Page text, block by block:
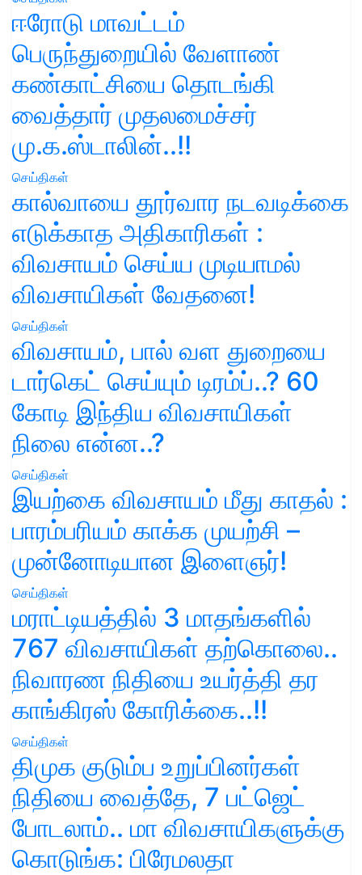
ஈரோடு மாவட்டம்
பெருந்துறையில் வேளாண்
கண்காட்சியை தொடங்கி
வைத்தார் முதலமைச்சர்
மு.க.ஸ்டாலின்..!!
செய்திகள்
கால்வாயை தூர்வார நடவடிக்கை
எடுக்காத அதிகாரிகள் :
விவசாயம் செய்ய முடியாமல்
விவசாயிகள் வேதனை!
செய்திகள்
விவசாயம், பால் வள துறையை
டார்கெட் செய்யும் டிரம்ப்..? 60
கோடி இந்திய விவசாயிகள்
நிலை என்ன..?
செய்திகள்
இயற்கை விவசாயம் மீது காதல் :
பாரம்பரியம் காக்க முயற்சி –
முன்னோடியான இளைஞர்!
செய்திகள்
மராட்டியத்தில் 3 மாதங்களில்
767 விவசாயிகள் தற்கொலை..
நிவாரண நிதியை உயர்த்தி தர
காங்கிரஸ் கோரிக்கை..!!
செய்திகள்
திமுக குடும்ப உறுப்பினர்கள்
நிதியை வைத்தே, 7 பட்ஜெட்
போடலாம்.. மா விவசாயிகளுக்கு
கொடுங்க: பிரேமலதா